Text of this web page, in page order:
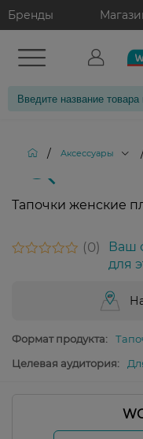
Бренды
/ Аксессуары
Тапочки женские
0
Ваш
для
Формат продукта:
Целевая аудитория: